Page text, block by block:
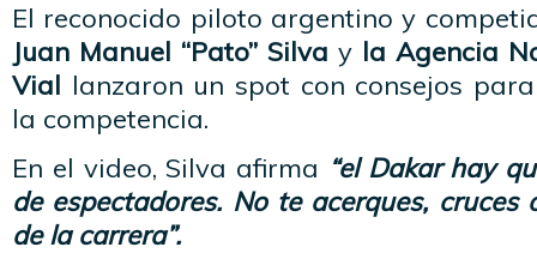
El reconocido piloto argentino y
Juan Manuel “Pato” Silva y la Agencia
Vial lanzaron un spot con consejos
la competencia.
En el video, Silva afirma “el Dakar hay
de espectadores. No te acerques,
de la carrera”.